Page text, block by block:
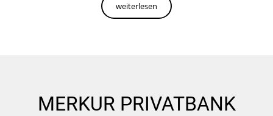
weiterlesen
MERKUR PRIVATBANK